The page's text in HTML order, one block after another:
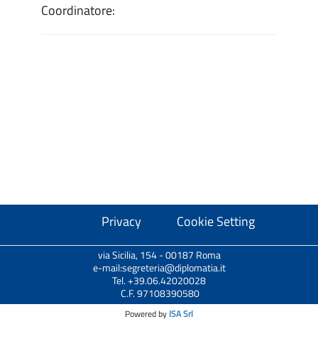
Coordinatore:
Privacy Cookie Setting
via Sicilia, 154 - 00187 Roma
e-mail:segreteria@diplomatia.it
Tel. +39.06.42020028
C.F. 97108390580
Powered by ISA Srl